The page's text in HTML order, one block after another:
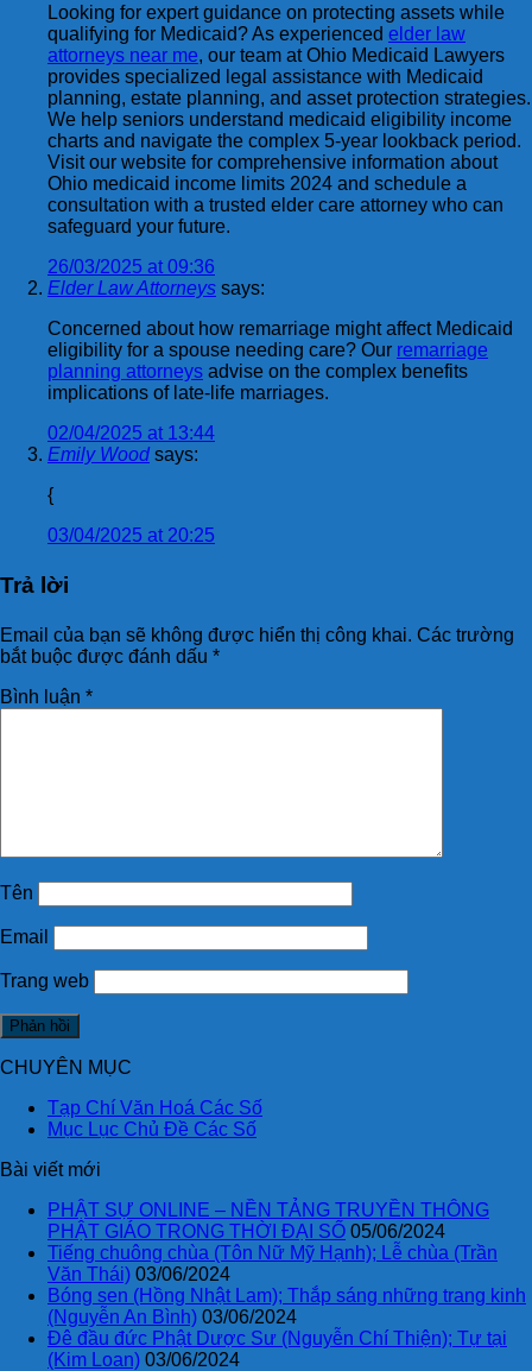
Looking for expert guidance on protecting assets while
qualifying for Medicaid? As experienced elder law
attorneys near me, our team at Ohio Medicaid Lawyers
provides specialized legal assistance with Medicaid
planning, estate planning, and asset protection strategies.
We help seniors understand medicaid eligibility income
charts and navigate the complex 5-year lookback period.
Visit our website for comprehensive information about
Ohio medicaid income limits 2024 and schedule a
consultation with a trusted elder care attorney who can
safeguard your future.
26/03/2025 at 09:36
Elder Law Attorneys says:
Concerned about how remarriage might affect Medicaid
eligibility for a spouse needing care? Our remarriage
planning attorneys advise on the complex benefits
implications of late-life marriages.
02/04/2025 at 13:44
Emily Wood says:
{
03/04/2025 at 20:25
Trả lời
Email của bạn sẽ không được hiển thị công khai. Các trường
bắt buộc được đánh dấu *
Bình luận *
Tên
Email
Trang web
CHUYÊN MỤC
Tạp Chí Văn Hoá Các Số
Mục Lục Chủ Đề Các Số
Bài viết mới
PHẬT SỰ ONLINE – NỀN TẢNG TRUYỀN THÔNG
PHẬT GIÁO TRONG THỜI ĐẠI SỐ 05/06/2024
Tiếng chuông chùa (Tôn Nữ Mỹ Hạnh); Lễ chùa (Trần
Văn Thái) 03/06/2024
Bóng sen (Hồng Nhật Lam); Thắp sáng những trang kinh
(Nguyễn An Bình) 03/06/2024
Đê đầu đức Phật Dược Sư (Nguyễn Chí Thiện); Tự tại
(Kim Loan) 03/06/2024